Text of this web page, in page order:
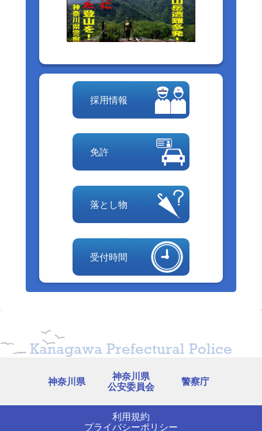
採用情報
免許
落とし物
受付時間
Kanagawa Prefectural Police
神奈川県 神奈川県
公安委員会 警察庁
利用規約
プライバシーポリシー